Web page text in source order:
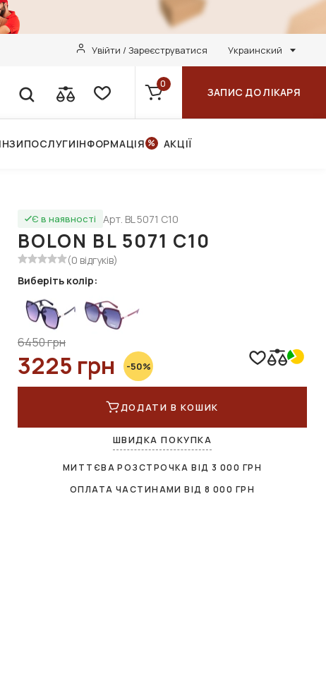
Увійти / Зареєструватися Украинский
0
ЗАПИС ДО ЛІКАРЯ
ПОСЛУГИІНФОРМАЦІЯ АКЦІЇ
Є в наявності Арт. BL 5071 C10
BOLON BL 5071 C10
(0 відгуків)
Виберіть колір:
6450 грн
3225 грн -50%
ДОДАТИ В КОШИК
ШВИДКА ПОКУПКА
МИТТЄВА РОЗСТРОЧКА ВІД 3 000 ГРН
ОПЛАТА ЧАСТИНАМИ ВІД8 000 ГРН